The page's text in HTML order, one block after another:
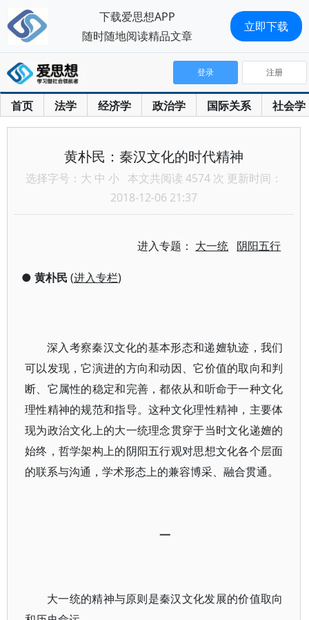
首页 法学 经济学 政治学 国际关系 社会学
登录 注册
黄朴民：秦汉文化的时代精神
选择字号： 大 中 小 本文共阅读 4574 次 更新时间：
2018-12-06 21:37
进入专题： 大一统 阴阳五行
● 黄朴民(进入专栏)
深入考察秦汉文化的基本形态和递嬗轨迹，我们
可以发现，它演进的方向和动因、它价值的取向和判
断、它属性的稳定和完善，都依从和听命于一种文化
理性精神的规范和指导。这种文化理性精神，主要体
现为政治文化上的大一统理念贯穿于当时文化递嬗的
始终，哲学架构上的阴阳五行观对思想文化各个层面
的联系与沟通，学术形态上的兼容博采、融合贯通。
一
大一统的精神与原则是秦汉文化发展的价值取向
下载爱思想APP
随时随地阅读精品文章
立即下载